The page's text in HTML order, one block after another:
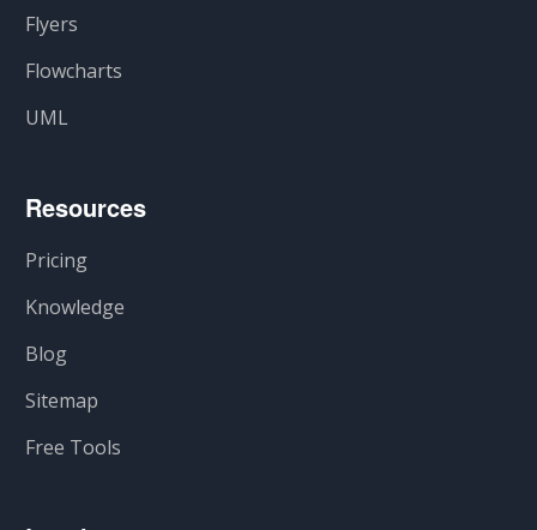
Flyers
Flowcharts
UML
Resources
Pricing
Knowledge
Blog
Sitemap
Free Tools